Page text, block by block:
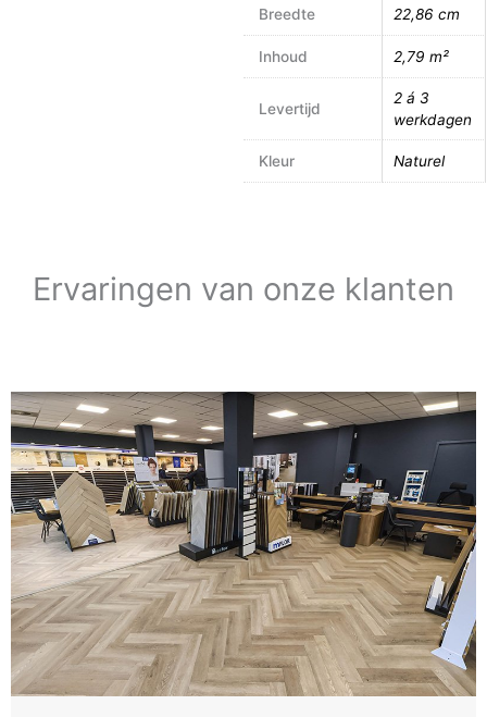
Breedte 22,86 cm
Inhoud 2,79 m²
Levertijd
2 á 3
werkdagen
Kleur Naturel
Ervaringen van onze klanten